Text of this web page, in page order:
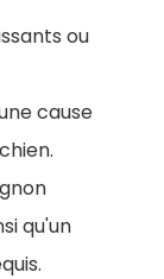
ou
cause
qu'un